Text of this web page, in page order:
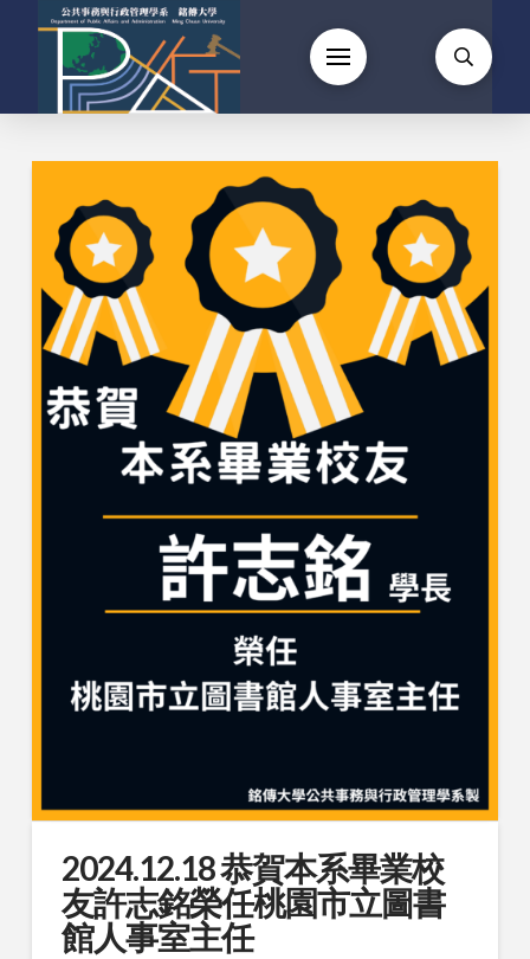
2024.12.18 恭賀本系畢業校
友許志銘榮任桃園市立圖書
館人事室主任